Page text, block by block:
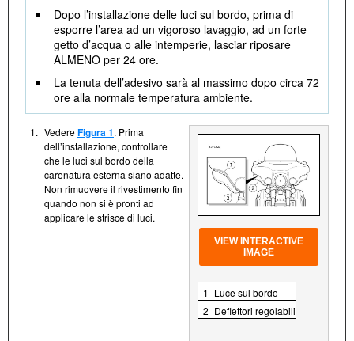
Dopo l’installazione delle luci sul bordo, prima di
esporre l’area ad un vigoroso lavaggio, ad un forte
getto d’acqua o alle intemperie, lasciar riposare
ALMENO per 24 ore.
La tenuta dell’adesivo sarà al massimo dopo circa 72
ore alla normale temperatura ambiente.
1. VedereFigura 1. Prima
dell’installazione, controllare
che le luci sul bordo della
carenatura esterna siano adatte.
Non rimuovere il rivestimento fin
quando non si è pronti ad
applicare le strisce di luci.
VIEW INTERACTIVE
IMAGE
1 Luce sul bordo
2 Deflettori regolabili